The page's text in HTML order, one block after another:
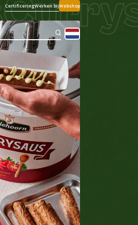
CertificeringWerken bijWebshop